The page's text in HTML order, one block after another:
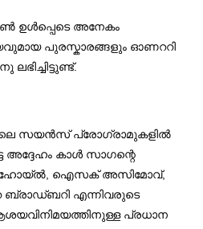
ഉൾപ്പെടെ അനേകം
പുരസ്കാരങ്ങളും ഓണററി
സയൻസ് പ്രോഗ്രാമുകളിൽ
അദ്ദേഹം കാൾ സാഗന്റെ
ഹോയ്ൽ, ഐസക് അസിമോവ്,
ബ്രാഡ്ബറി എന്നിവരുടെ
പ്രധാന